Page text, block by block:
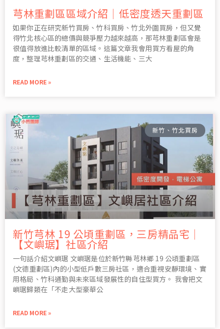
芎林重劃區區域介紹｜低密度透天重劃區
如果你正在研究新竹買房、竹科買房、竹北外圍買房，但又覺
得竹北核心區的總價與競爭壓力越來越高，那芎林重劃區會是
很值得放進比較清單的區域。這篇文章我會用買方看屋的角
度，整理芎林重劃區的交通、生活機能、三大
READ MORE »
新竹、竹北買房
新竹芎林 19 公頃重劃區，三房精品宅｜
【文嶼琚】社區介紹
一句話介紹文嶼琚 文嶼琚是位於新竹縣芎林鄉 19 公頃重劃區
(文德重劃區)內的小型低戶數三房社區，適合重視安靜環境、實
用格局、竹科通勤與未來區域發展性的自住型買方。 我會把文
嶼琚歸類在「不走大型豪華公
READ MORE »